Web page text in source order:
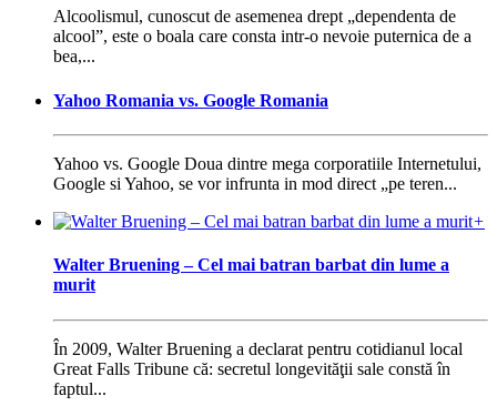
Alcoolismul, cunoscut de asemenea drept „dependenta de
alcool”, este o boala care consta intr-o nevoie puternica de a
bea,...
Yahoo Romania vs. Google Romania
Yahoo vs. Google Doua dintre mega corporatiile Internetului,
Google si Yahoo, se vor infrunta in mod direct „pe teren...
+
Walter Bruening – Cel mai batran barbat din lume a
murit
În 2009, Walter Bruening a declarat pentru cotidianul local
Great Falls Tribune că: secretul longevităţii sale constă în
faptul...